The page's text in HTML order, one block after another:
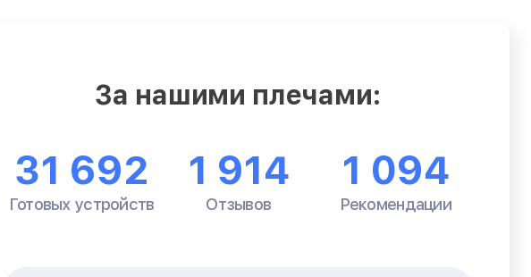
За нашими плечами:
31 692
Готовых устройств
1 914
Отзывов
1 094
Рекомендации